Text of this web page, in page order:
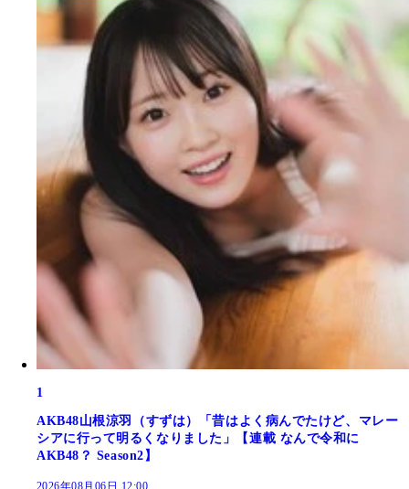
1
AKB48山根涼羽（すずは）「昔はよく病んでたけど、マレー
シアに行って明るくなりました」【連載 なんで令和に
AKB48？ Season2】
2026年08月06日 12:00